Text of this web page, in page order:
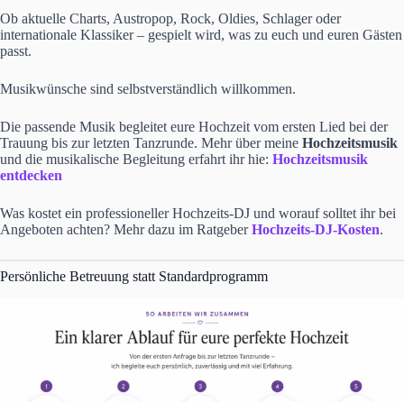
Ob aktuelle Charts, Austropop, Rock, Oldies, Schlager oder
internationale Klassiker – gespielt wird, was zu euch und euren Gästen
passt.
Musikwünsche sind selbstverständlich willkommen.
Die passende Musik begleitet eure Hochzeit vom ersten Lied bei der
Trauung bis zur letzten Tanzrunde. Mehr über meine Hochzeitsmusik
und die musikalische Begleitung erfahrt ihr hie: Hochzeitsmusik
entdecken
Was kostet ein professioneller Hochzeits-DJ und worauf solltet ihr bei
Angeboten achten? Mehr dazu im RatgeberHochzeits-DJ-Kosten.
Persönliche Betreuung statt Standardprogramm